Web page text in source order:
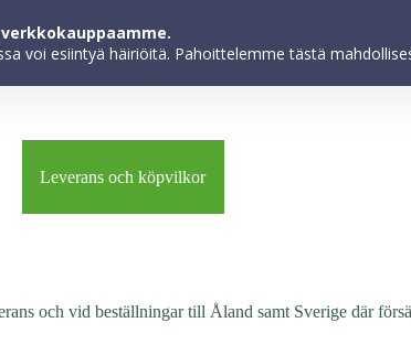
voi esiintyä häiriöitä. Pahoittelemme tästä
Leverans och köpvilkor
och vid beställningar till Åland samt Sverige där
toteuttamiseksi ja käyttöä